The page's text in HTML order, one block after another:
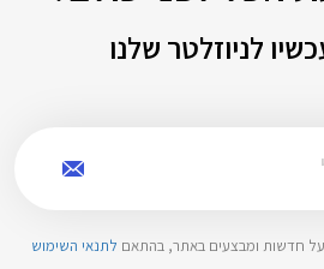
לניוזלטר שלנו
על חדשות ומבצעים באתר, בהתאם לתנאי השימוש